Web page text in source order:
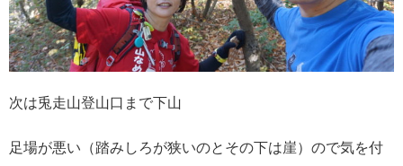
次は兎走山登山口まで下山
足場が悪い（踏みしろが狭いのとその下は崖）ので気を付